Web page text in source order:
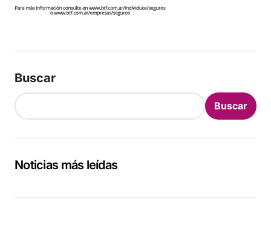
Buscar
Buscar
Noticias más leídas